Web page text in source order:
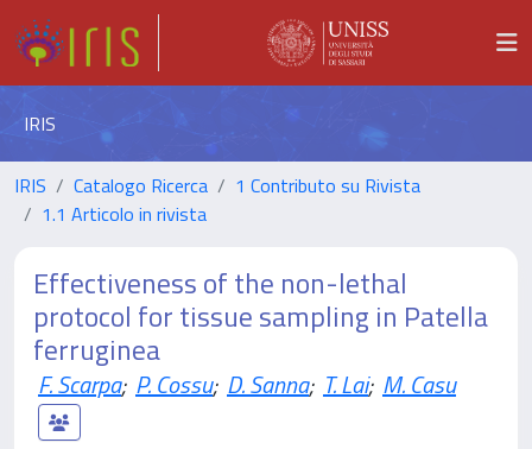
IRIS
IRIS Catalogo Ricerca
1 Contributo su Rivista
1.1 Articolo in rivista
Effectiveness of the non-lethal
protocol for tissue sampling in Patella
ferruginea
F. Scarpa; P. Cossu; D. Sanna; T. Lai; M. Casu